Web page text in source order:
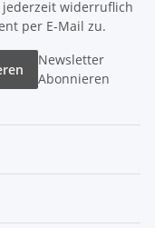
widerruflich
per E-Mail zu.
Newsletter
Abonnieren